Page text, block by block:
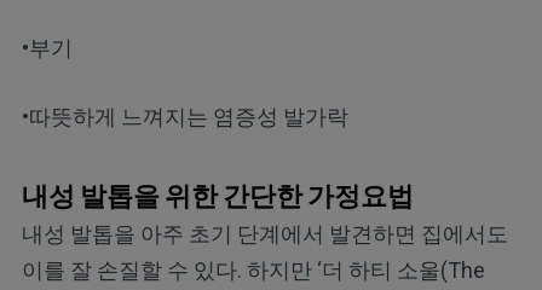
•부기
•따뜻하게 느껴지는 염증성 발가락
내성 발톱을 위한 간단한 가정요법
내성 발톱을 아주 초기 단계에서 발견하면 집에서도
이를 잘 손질할 수 있다. 하지만 ‘더 하티 소울(The